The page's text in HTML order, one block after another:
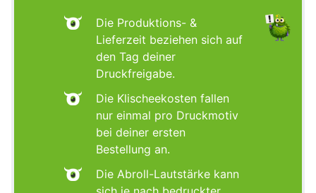
Die Produktions- &
Lieferzeit beziehen sich auf
den Tag deiner
Druckfreigabe.
Die Klischeekosten fallen
nur einmal pro Druckmotiv
bei deiner ersten
Bestellung an.
Die Abroll-Lautstärke kann